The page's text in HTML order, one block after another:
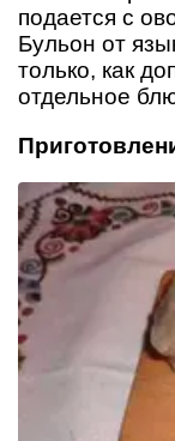
подается с
Бульон от
только, как
отдельное